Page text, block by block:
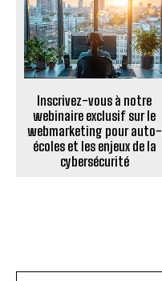
Inscrivez-vous à notre
webinaire exclusif sur le
webmarketing pour auto-
écoles et les enjeux de la
cybersécurité